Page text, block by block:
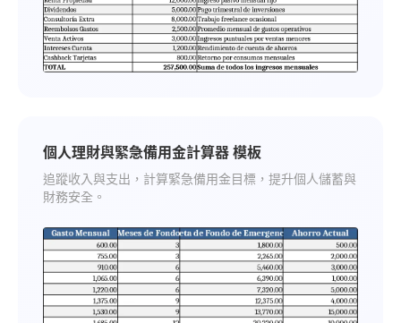
個人理財與緊急備用金計算器 模板
追蹤收入與支出，計算緊急備用金目標，提升個人儲蓄與
財務安全。